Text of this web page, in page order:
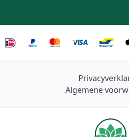
Algemene